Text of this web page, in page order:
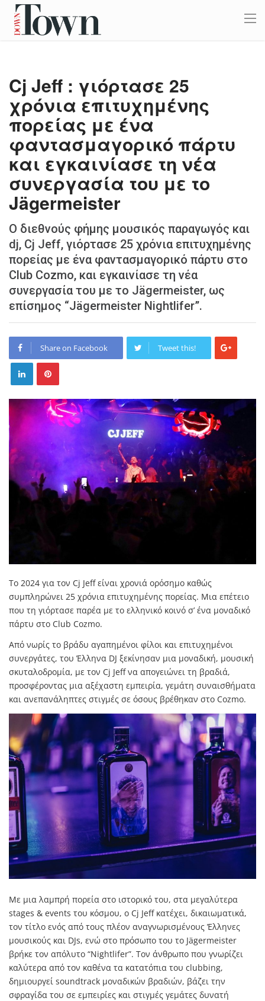
Cj Jeff : γιόρτασε 25
χρόνια επιτυχημένης
πορείας με ένα
φαντασμαγορικό πάρτυ
και εγκαινίασε τη νέα
συνεργασία του με το
Jägermeister
Ο διεθνούς φήμης μουσικός παραγωγός και
dj, Cj Jeff, γιόρτασε 25 χρόνια επιτυχημένης
πορείας με ένα φαντασμαγορικό πάρτυ στο
Club Cozmo, και εγκαινίασε τη νέα
συνεργασία του με το Jägermeister, ως
επίσημος “Jägermeister Nightlifer”.
Share on Facebook Tweet this!
Το 2024 για τον Cj Jeff είναι χρονιά ορόσημο καθώς
συμπληρώνει 25 χρόνια επιτυχημένης πορείας. Μια επέτειο
που τη γιόρτασε παρέα με το ελληνικό κοινό σ’ ένα μοναδικό
πάρτυ στο Club Cozmo.
Από νωρίς το βράδυ αγαπημένοι φίλοι και επιτυχημένοι
συνεργάτες, του Έλληνα DJ ξεκίνησαν μια μοναδική, μουσική
σκυταλοδρομία, με τον Cj Jeff να απογειώνει τη βραδιά,
προσφέροντας μια αξέχαστη εμπειρία, γεμάτη συναισθήματα
και ανεπανάληπτες στιγμές σε όσους βρέθηκαν στο Cozmo.
Με μια λαμπρή πορεία στο ιστορικό του, στα μεγαλύτερα
stages & events του κόσμου, ο Cj Jeff κατέχει, δικαιωματικά,
τον τίτλο ενός από τους πλέον αναγνωρισμένους Έλληνες
μουσικούς και DJs, ενώ στο πρόσωπο του το Jägermeister
βρήκε τον απόλυτο “Nightlifer”. Τον άνθρωπο που γνωρίζει
καλύτερα από τον καθένα τα κατατόπια του clubbing,
δημιουργεί soundtrack μοναδικών βραδιών, βάζει την
σφραγίδα του σε εμπειρίες και στιγμές γεμάτες δυνατή